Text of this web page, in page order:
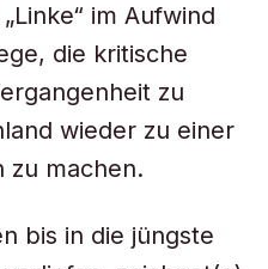
im Aufwind
die kritische
zu
wieder zu einer
zu machen.
bis in die jüngste